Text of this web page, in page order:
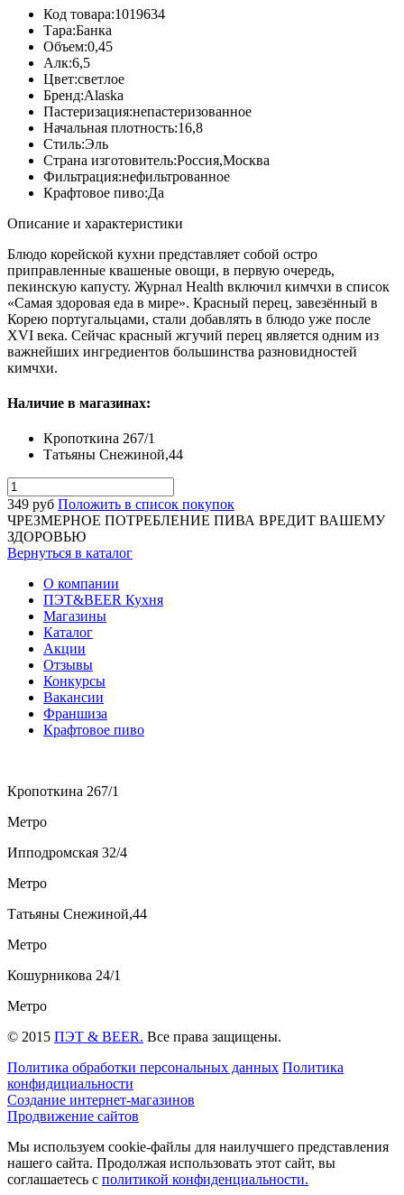
Код товара:1019634
Тара:Банка
Объем:0,45
Алк:6,5
Цвет:светлое
Бренд:Alaska
Пастеризация:непастеризованное
Начальная плотность:16,8
Стиль:Эль
Страна изготовитель:Россия,Москва
Фильтрация:нефильтрованное
Крафтовое пиво:Да
Описание и характеристики
Блюдо корейской кухни представляет собой остро
приправленные квашеные овощи, в первую очередь,
пекинскую капусту. Журнал Health включил кимчхи в список
«Самая здоровая еда в мире». Красный перец, завезённый в
Корею португальцами, стали добавлять в блюдо уже после
XVI века. Сейчас красный жгучий перец является одним из
важнейших ингредиентов большинства разновидностей
кимчхи.
Наличие в магазинах:
Кропоткина 267/1
Татьяны Снежиной,44
349 руб Положить в список покупок
ЧРЕЗМЕРНОЕ ПОТРЕБЛЕНИЕ ПИВА ВРЕДИТ ВАШЕМУ
ЗДОРОВЬЮ
Вернуться в каталог
О компании
ПЭТ&BEER Кухня
Магазины
Каталог
Акции
Отзывы
Конкурсы
Вакансии
Франшиза
Крафтовое пиво
Кропоткина 267/1
Метро
Ипподромская 32/4
Метро
Татьяны Снежиной,44
Метро
Кошурникова 24/1
Метро
© 2015 ПЭТ & BEER. Все права защищены.
Политика обработки персональных данных Политика
конфидициальности
Создание интернет-магазинов
Продвижение сайтов
Мы используем cookie-файлы для наилучшего представления
нашего сайта. Продолжая использовать этот сайт, вы
соглашаетесь c политикой конфиденциальности.